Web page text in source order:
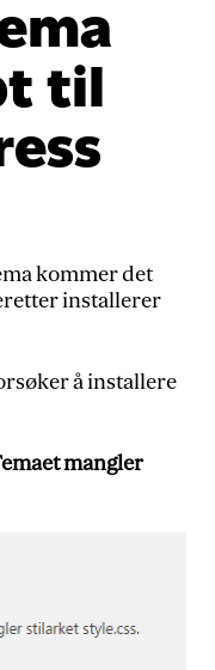
til
kommer det
installerer
å installere
mangler